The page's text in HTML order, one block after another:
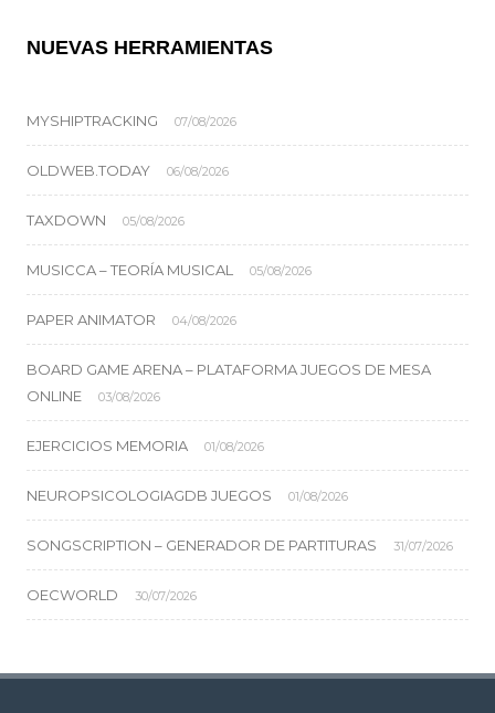
NUEVAS HERRAMIENTAS
MYSHIPTRACKING 07/08/2026
OLDWEB.TODAY 06/08/2026
TAXDOWN 05/08/2026
MUSICCA – TEORÍA MUSICAL 05/08/2026
PAPER ANIMATOR 04/08/2026
BOARD GAME ARENA – PLATAFORMA JUEGOS DE MESA
ONLINE
03/08/2026
EJERCICIOS MEMORIA 01/08/2026
NEUROPSICOLOGIAGDB JUEGOS 01/08/2026
SONGSCRIPTION – GENERADOR DE PARTITURAS 31/07/2026
OECWORLD 30/07/2026